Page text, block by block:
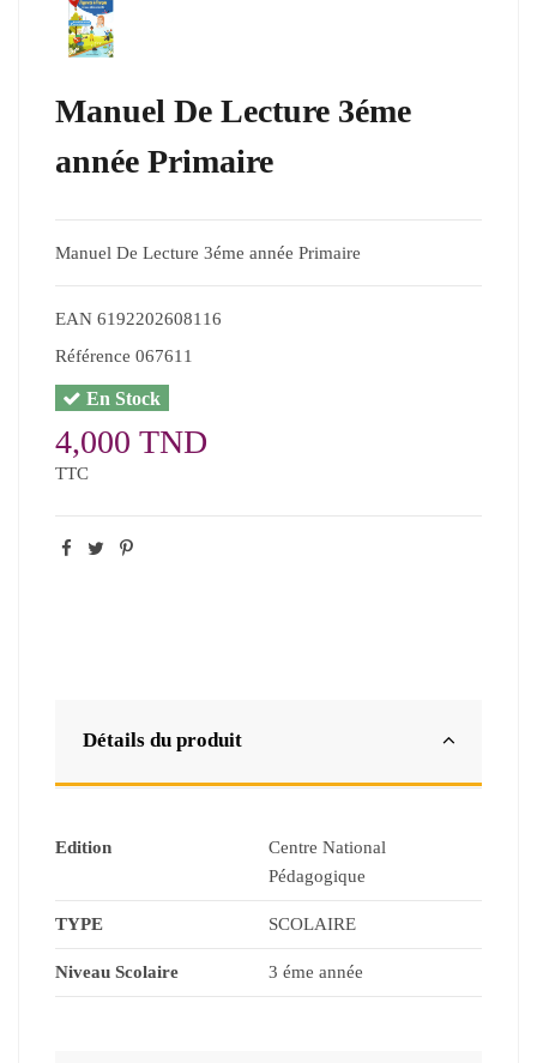
Manuel De Lecture 3éme
année Primaire
Manuel De Lecture 3éme année Primaire
EAN 6192202608116
Référence 067611
En Stock
4,000 TND
TTC
Détails du produit
Edition
Centre National
Pédagogique
TYPE SCOLAIRE
Niveau Scolaire 3 éme année